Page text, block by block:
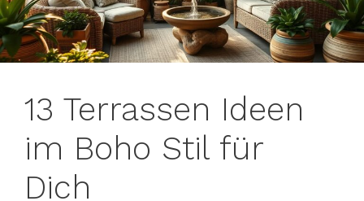
13 Terrassen Ideen
im Boho Stil für
Dich